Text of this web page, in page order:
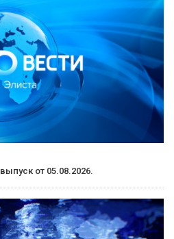
от 05.08.2026.